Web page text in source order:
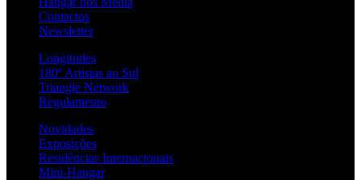
Contactos
Newsletter
Longitudes
180º Artistas ao Sul
Triangle Network
Regulamento
Novidades
Exposições
Residências Internacionais
Mini-Hangar